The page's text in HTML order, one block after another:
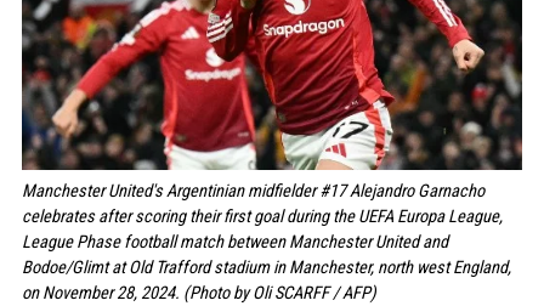
Manchester United's Argentinian midfielder #17 Alejandro Garnacho
celebrates after scoring their first goal during the UEFA Europa League,
League Phase football match between Manchester United and
Bodoe/Glimt at Old Trafford stadium in Manchester, north west England,
on November 28, 2024. (Photo by Oli SCARFF / AFP)